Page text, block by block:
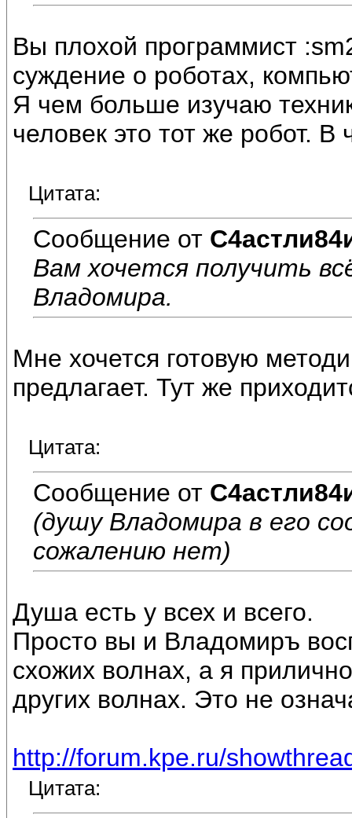
Вы плохой программист
суждение о роботах,
Я чем больше изучаю
человек это тот же робот.
Цитата:
Сообщение от
Вам хочется получить
Владомира.
Мне хочется готовую
предлагает. Тут же
Цитата:
Сообщение от
(душу Владомира в его
сожалению нет)
Душа есть у всех и всего.
Просто вы и Владомиръ
схожих волнах, а я
других волнах. Это не
http://forum.kpe.ru/
Цитата: